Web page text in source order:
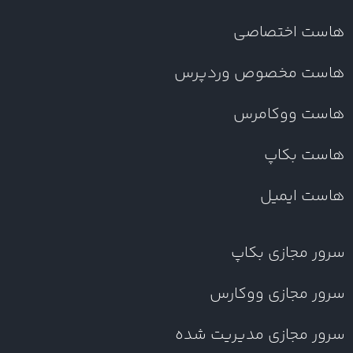
هاست اختصاصی
هاست مخصوص وردپرس
هاست ووکامرس
هاست بکاپ
هاست ایمیل
سرور مجازی بکاپ
سرور مجازی ووکارس
سرور مجازی مدیریت شده